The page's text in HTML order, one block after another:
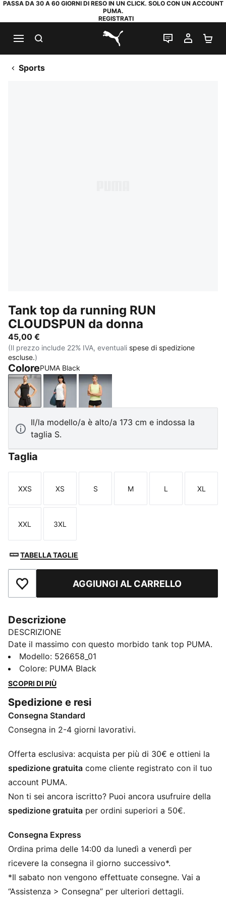
PASSA DA 30 A 60 GIORNI DI RESO IN UN CLICK. SOLO CON UN ACCOUNT
PUMA.
REGISTRATI
PUMA.com
CHAT IL MIO
Sports
Tank top da running RUN
CLOUDSPUN da donna
45,00 €
(Il prezzo include 22% IVA, eventuali spese di spedizione
escluse.)
ColorePUMA Black
PUMA BlackPUMA WhiteApple Spritz
Il/la modello/a è alto/a 173 cm e indossa la
taglia S.
Taglia
Taglia
XXS
Taglia
XS
Taglia
S
Taglia
M
Taglia
L
Taglia
XL
Taglia
XXL
Taglia
3XL
TABELLA TAGLIE
Aggiungi ai PreferitiAGGIUNGI AL CARRELLO
Descrizione
DESCRIZIONE
Date il massimo con questo morbido tank top PUMA.
Caratterizzato da tessuto CLOUDSPUN per le
massime prestazioni, perforazioni laser per la
traspirabilità e cuciture termosaldate per ridurre
fresche mentre correte. Abbracciate ogni passo con
sicurezza.
CARATTERISTICHE + VANTAGGI
dryCELL: tecnologia ad alte prestazioni progettata per
allontanare l’umidità dalla pelle e rimanere asciutti
durante l’esercizio fisico
poliestere/spandex sottoposto a una speciale
lavorazione, che soddisfa i più elevati standard
un tessuto in cotone
Thermoadapt: HeiQ smart temp è una tecnologia di
regolazione termica che fornisce ai tessuti la capacità
di rispondere dinamicamente al calore corporeo
DETTAGLI
Modello: 526658_01
Colore: PUMA Black
SCOPRI DI PIÙ
Spedizione e resi
Consegna Standard
Consegna in 2-4 giorni lavorativi.
Offerta esclusiva: acquista per più di 30€ e ottieni la
spedizione gratuita come cliente registrato con il tuo
account PUMA.
Non ti sei ancora iscritto? Puoi ancora usufruire della
spedizione gratuita per ordini superiori a 50€.
Consegna Express
Ordina prima delle 14:00 da lunedì a venerdì per
ricevere la consegna il giorno successivo*.
*Il sabato non vengono effettuate consegne. Vai a
“Assistenza > Consegna” per ulteriori dettagli.